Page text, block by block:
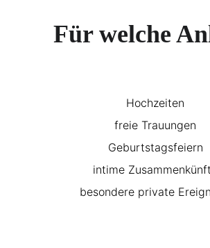
Für welche
Hochzeiten
freie Trauungen
Geburtstagsfeiern
intime
besondere private